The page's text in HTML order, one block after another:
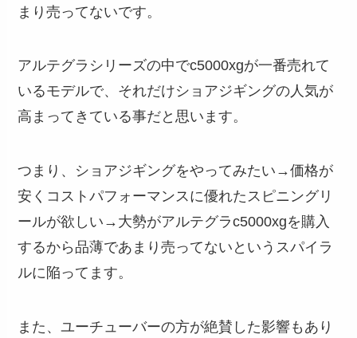
まり売ってないです。
アルテグラシリーズの中でc5000xgが一番売れて
いるモデルで、それだけショアジギングの人気が
高まってきている事だと思います。
つまり、ショアジギングをやってみたい→価格が
安くコストパフォーマンスに優れたスピニングリ
ールが欲しい→大勢がアルテグラc5000xgを購入
するから品薄であまり売ってないというスパイラ
ルに陥ってます。
また、ユーチューバーの方が絶賛した影響もあり